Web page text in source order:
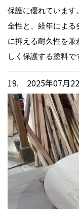
保護に優れています
全性と、経年による
に抑える耐久性を
しく保護する塗料で
19. 2025年07月